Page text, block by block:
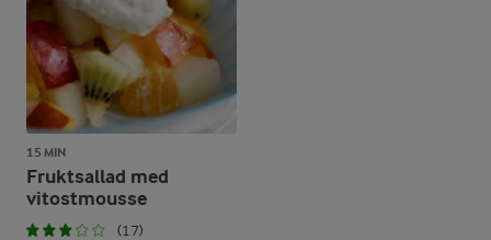
15 MIN
Fruktsallad med
vitostmousse
(17)